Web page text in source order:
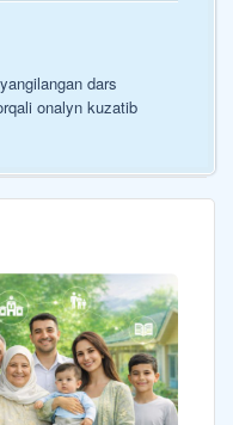
dars
onalyn kuzatib